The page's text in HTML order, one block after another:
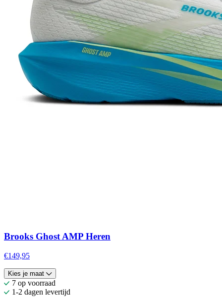
Brooks Ghost AMP Heren
€149,95
Kies je maat
7 op voorraad
1-2 dagen levertijd